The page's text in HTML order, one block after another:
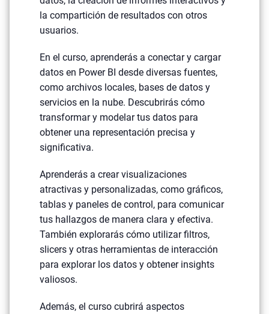
la compartición de resultados con otros
usuarios.
En el curso, aprenderás a conectar y cargar
datos en Power BI desde diversas fuentes,
como archivos locales, bases de datos y
servicios en la nube. Descubrirás cómo
transformar y modelar tus datos para
obtener una representación precisa y
significativa.
Aprenderás a crear visualizaciones
atractivas y personalizadas, como gráficos,
tablas y paneles de control, para comunicar
tus hallazgos de manera clara y efectiva.
También explorarás cómo utilizar filtros,
slicers y otras herramientas de interacción
para explorar los datos y obtener insights
valiosos.
Además, el curso cubrirá aspectos